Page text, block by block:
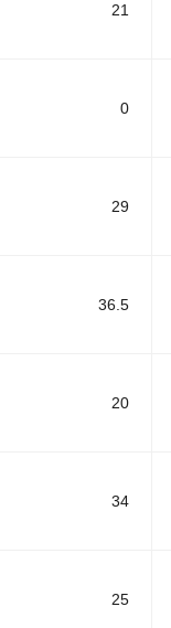
21
0
29
36.5
20
34
25